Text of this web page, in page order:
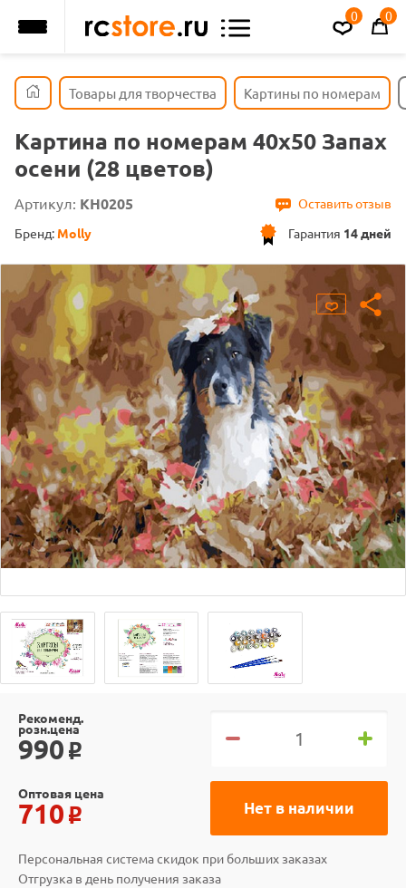
0 0
Товары для творчества Картины по номерам
Картина по номерам 40х50 Запах
осени (28 цветов)
Артикул: KH0205
Оставить отзыв
Гарантия 14 дней
Бренд: Molly
Рекоменд.
розн.цена
990 o
Нет в наличии
Оптовая цена
710 o
Персональная система скидок при больших заказах
Отгрузка в день получения заказа